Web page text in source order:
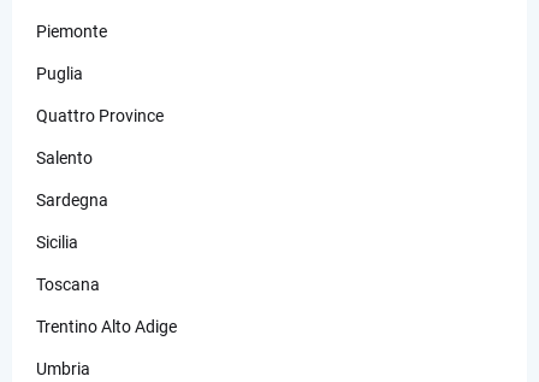
Piemonte
Puglia
Quattro Province
Salento
Sardegna
Sicilia
Toscana
Trentino Alto Adige
Umbria